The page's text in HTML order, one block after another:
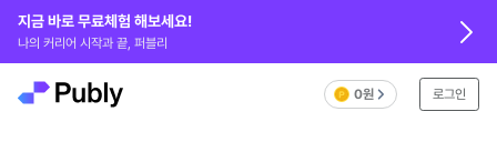
지금 바로 무료체험 해보세요!
나의 커리어 시작과 끝, 퍼블리
0원 로그인